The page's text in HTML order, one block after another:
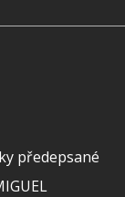
předepsané